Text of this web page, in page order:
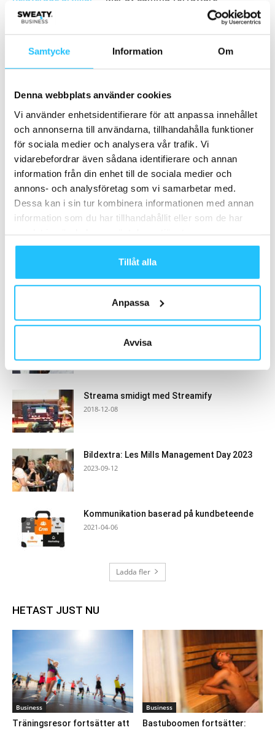
Samtycke Information Om
Denna webbplats använder cookies
Vi använder enhetsidentifierare för att anpassa innehållet
och annonserna till användarna, tillhandahålla funktioner
för sociala medier och analysera vår trafik. Vi
vidarebefordrar även sådana identifierare och annan
information från din enhet till de sociala medier och
annons- och analysföretag som vi samarbetar med.
Dessa kan i sin tur kombinera informationen med annan
information som du har tillhandahållit eller som de har
Tillåt alla
Anpassa
Avvisa
Hälsa
träningstrender 2025
Gruppträning
klubbarnas wellnessutbud
Gruppträning
SATS öppnar yogacenter i Åkersberga
Samarbete
- Annons -
BRP Systems Group förvärvar Insert Coin –
en ledande innovatör inom...
2025-01-13
Streama smidigt med Streamify
2018-12-08
Bildextra: Les Mills Management Day 2023
2023-09-12
Kommunikation baserad på kundbeteende
2021-04-06
Ladda fler
HETAST JUST NU
Business
Träningsresor fortsätter att
Business
Bastuboomen fortsätter: